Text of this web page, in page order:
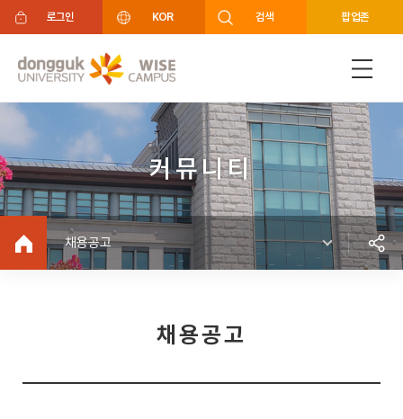
주메뉴 바로가기
푸터 바로가기
로그인 KOR 검색 팝업존
커뮤니티
채용공고
채용공고